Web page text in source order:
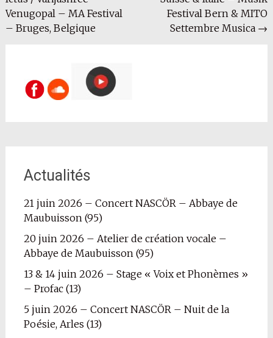
de
l'article
Venugopal – MA Festival
– Bruges, Belgique
Festival Bern & MITO
Settembre Musica →
Actualités
21 juin 2026 – Concert NASCÖR – Abbaye de
Maubuisson (95)
20 juin 2026 – Atelier de création vocale –
Abbaye de Maubuisson (95)
13 & 14 juin 2026 – Stage « Voix et Phonèmes »
– Profac (13)
5 juin 2026 – Concert NASCÖR – Nuit de la
Poésie, Arles (13)